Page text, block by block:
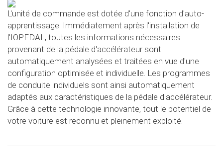
L'unité de commande est dotée d'une fonction d'auto-
apprentissage. Immédiatement après l'installation de
l'IOPEDAL, toutes les informations nécessaires
provenant de la pédale d'accélérateur sont
automatiquement analysées et traitées en vue d'une
configuration optimisée et individuelle. Les programmes
de conduite individuels sont ainsi automatiquement
adaptés aux caractéristiques de la pédale d'accélérateur.
Grâce à cette technologie innovante, tout le potentiel de
votre voiture est reconnu et pleinement exploité.